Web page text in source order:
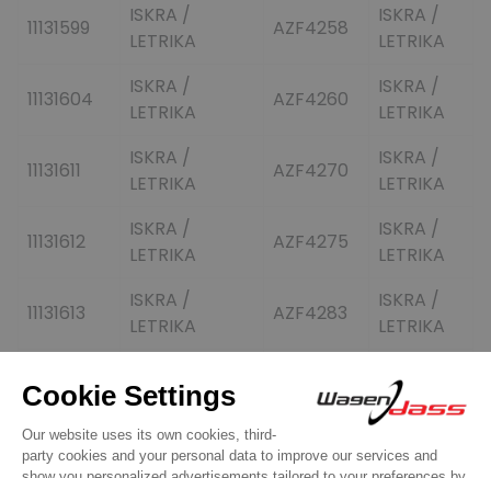
11131599
ISKRA /
LETRIKA
AZF4258
ISKRA /
LETRIKA
11131604
ISKRA /
LETRIKA
AZF4260
ISKRA /
LETRIKA
11131611
ISKRA /
LETRIKA
AZF4270
ISKRA /
LETRIKA
11131612
ISKRA /
LETRIKA
AZF4275
ISKRA /
LETRIKA
11131613
ISKRA /
LETRIKA
AZF4283
ISKRA /
LETRIKA
11131640
LETRIKA
LETRIKA
11131658
ISKRA /
LETRIKA
AZF4286
LETRIKA